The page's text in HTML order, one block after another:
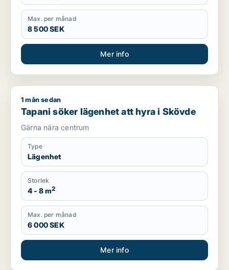
Max. per månad
8 500 SEK
Mer info
Tapani söker lägenhet att hyra i Skövde
1 mån sedan
Tapani söker lägenhet att hyra i Skövde
Gärna nära centrum
Type
Lägenhet
Storlek
4 - 8 m2
Max. per månad
6 000 SEK
Mer info